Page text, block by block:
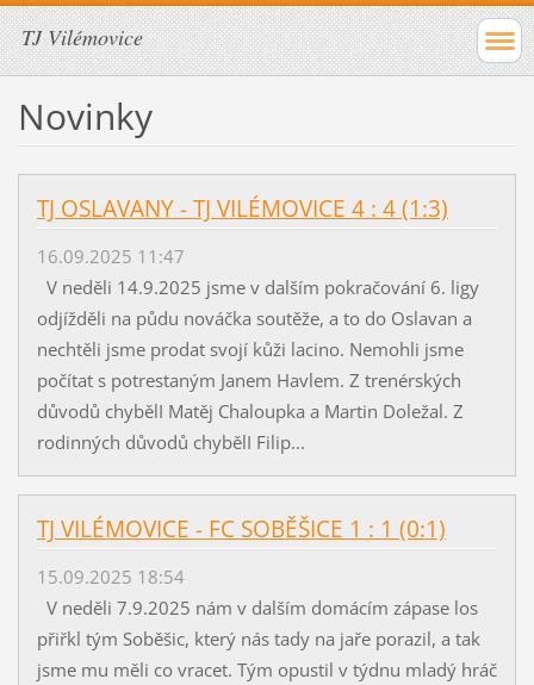
TJ Vilémovice
Novinky
TJ OSLAVANY - TJ VILÉMOVICE 4 : 4 (1:3)
16.09.2025 11:47
V neděli 14.9.2025 jsme v dalším pokračování 6. ligy
odjížděli na půdu nováčka soutěže, a to do Oslavan a
nechtěli jsme prodat svojí kůži lacino. Nemohli jsme
počítat s potrestaným Janem Havlem. Z trenérských
důvodů chybělI Matěj Chaloupka a Martin Doležal. Z
rodinných důvodů chybělI Filip...
TJ VILÉMOVICE - FC SOBĚŠICE 1 : 1 (0:1)
15.09.2025 18:54
V neděli 7.9.2025 nám v dalším domácím zápase los
přiřkl tým Soběšic, který nás tady na jaře porazil, a tak
jsme mu měli co vracet. Tým opustil v týdnu mladý hráč